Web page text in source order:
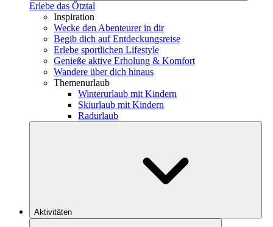
Erlebe das Ötztal
Inspiration
Wecke den Abenteurer in dir
Begib dich auf Entdeckungsreise
Erlebe sportlichen Lifestyle
Genieße aktive Erholung & Komfort
Wandere über dich hinaus
Themenurlaub
Winterurlaub mit Kindern
Skiurlaub mit Kindern
Radurlaub
Aktivitäten